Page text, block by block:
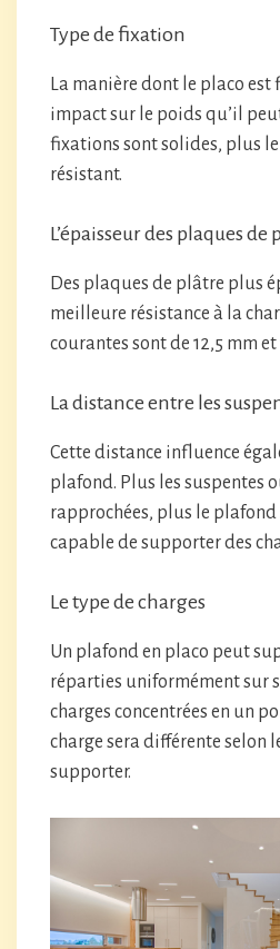
Type de fixation
La manière dont le placo
impact sur le poids qu’il
fixations sont solides, plus
résistant.
L’épaisseur des plaques de
Des plaques de plâtre plus
meilleure résistance à la
courantes sont de 12,5 mm et
La distance entre les
Cette distance influence
plafond. Plus les suspentes
rapprochées, plus le
capable de supporter des
Le type de charges
Un plafond en placo peut
réparties uniformément sur
charges concentrées en un
charge sera différente selon
supporter.